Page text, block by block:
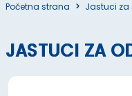
Početna strana > Jastuci
JASTUCI ZA